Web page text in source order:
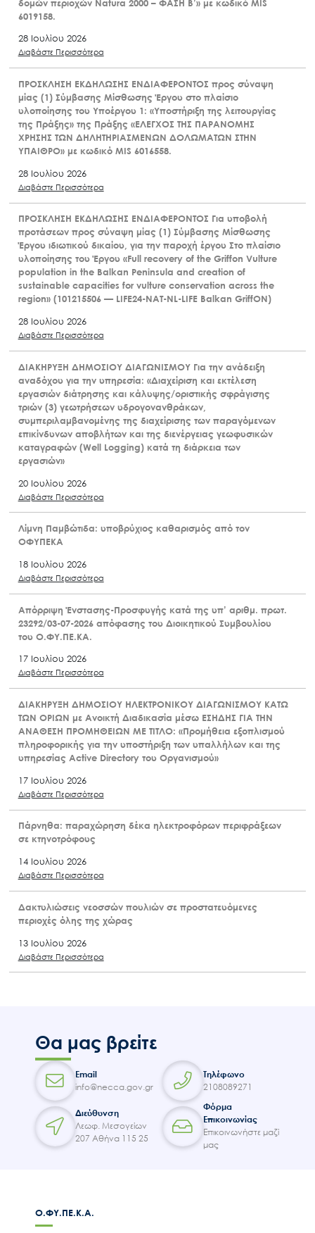
δομών περιοχών Natura 2000 – ΦΑΣΗ Β’» με κωδικό MIS
6019158.
28 Ιουλίου 2026
Διαβάστε Περισσότερα
ΠΡΟΣΚΛΗΣΗ ΕΚΔΗΛΩΣΗΣ ΕΝΔΙΑΦΕΡΟΝΤΟΣ προς σύναψη
μίας (1) Σύμβασης Μίσθωσης Έργου στο πλαίσιο
υλοποίησης του Υποέργου 1: «Υποστήριξη της λειτουργίας
της Πράξης» της Πράξης «ΕΛΕΓΧΟΣ ΤΗΣ ΠΑΡΑΝΟΜΗΣ
ΧΡΗΣΗΣ ΤΩΝ ΔΗΛΗΤΗΡΙΑΣΜΕΝΩΝ ΔΟΛΩΜΑΤΩΝ ΣΤΗΝ
ΥΠΑΙΘΡΟ» με κωδικό MIS 6016558.
28 Ιουλίου 2026
Διαβάστε Περισσότερα
ΠΡΟΣΚΛΗΣΗ ΕΚΔΗΛΩΣΗΣ ΕΝΔΙΑΦΕΡΟΝΤΟΣ Για υποβολή
προτάσεων προς σύναψη μίας (1) Σύμβασης Μίσθωσης
Έργου ιδιωτικού δικαίου, για την παροχή έργου Στο πλαίσιο
υλοποίησης του Έργου «Full recovery of the Griffon Vulture
population in the Balkan Peninsula and creation of
sustainable capacities for vulture conservation across the
region» (101215506 — LIFE24-NAT-NL-LIFE Balkan GriffON)
28 Ιουλίου 2026
Διαβάστε Περισσότερα
ΔΙΑΚΗΡΥΞΗ ΔΗΜΟΣΙΟΥ ΔΙΑΓΩΝΙΣΜΟΥ Για την ανάδειξη
αναδόχου για την υπηρεσία: «Διαχείριση και εκτέλεση
εργασιών διάτρησης και κάλυψης/οριστικής σφράγισης
τριών (3) γεωτρήσεων υδρογονανθράκων,
συμπεριλαμβανομένης της διαχείρισης των παραγόμενων
επικίνδυνων αποβλήτων και της διενέργειας γεωφυσικών
καταγραφών (Well Logging) κατά τη διάρκεια των
εργασιών»
20 Ιουλίου 2026
Διαβάστε Περισσότερα
Λίμνη Παμβώτιδα: υποβρύχιος καθαρισμός από τον
ΟΦΥΠΕΚΑ
18 Ιουλίου 2026
Διαβάστε Περισσότερα
Απόρριψη Ένστασης-Προσφυγής κατά της υπ’ αριθμ. πρωτ.
23292/03-07-2026 απόφασης του Διοικητικού Συμβουλίου
του Ο.ΦΥ.ΠΕ.ΚΑ.
17 Ιουλίου 2026
Διαβάστε Περισσότερα
ΔΙΑΚΗΡΥΞΗ ΔΗΜΟΣΙΟΥ ΗΛΕΚΤΡΟΝΙΚΟΥ ΔΙΑΓΩΝΙΣΜΟΥ ΚΑΤΩ
ΤΩΝ ΟΡΙΩΝ με Ανοικτή Διαδικασία μέσω ΕΣΗΔΗΣ ΓΙΑ ΤΗΝ
ΑΝΑΘΕΣΗ ΠΡΟΜΗΘΕΙΩΝ ΜΕ ΤΙΤΛΟ: «Προμήθεια εξοπλισμού
πληροφορικής για την υποστήριξη των υπαλλήλων και της
υπηρεσίας Active Directory του Οργανισμού»
17 Ιουλίου 2026
Διαβάστε Περισσότερα
Πάρνηθα: παραχώρηση δέκα ηλεκτροφόρων περιφράξεων
σε κτηνοτρόφους
14 Ιουλίου 2026
Διαβάστε Περισσότερα
Δακτυλιώσεις νεοσσών πουλιών σε προστατευόμενες
περιοχές όλης της χώρας
13 Ιουλίου 2026
Διαβάστε Περισσότερα
Θα μας βρείτε
Email
info@necca.gov.gr
Τηλέφωνο
2108089271
Διεύθυνση
Λεωφ. Μεσογείων
207 Αθήνα 115 25
Φόρμα
Επικοινωνίας
Επικοινωνήστε μαζί
μας
Ο.ΦΥ.ΠΕ.Κ.Α.